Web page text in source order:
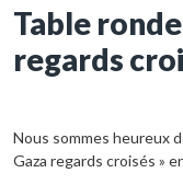
Table
regards
Nous sommes heureux
Gaza regards croisés »